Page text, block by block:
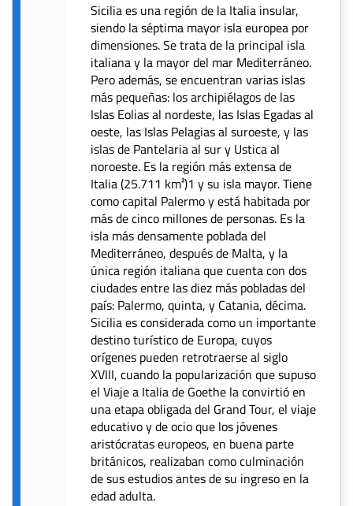
Sicilia es una región de la Italia insular,
siendo la séptima mayor isla europea por
dimensiones. Se trata de la principal isla
italiana y la mayor del mar Mediterráneo.
Pero además, se encuentran varias islas
más pequeñas: los archipiélagos de las
Islas Eolias al nordeste, las Islas Egadas al
oeste, las Islas Pelagias al suroeste, y las
islas de Pantelaria al sur y Ustica al
noroeste. Es la región más extensa de
Italia (25.711 km²)1 y su isla mayor. Tiene
como capital Palermo y está habitada por
más de cinco millones de personas. Es la
isla más densamente poblada del
Mediterráneo, después de Malta, y la
única región italiana que cuenta con dos
ciudades entre las diez más pobladas del
país: Palermo, quinta, y Catania, décima.
Sicilia es considerada como un importante
destino turístico de Europa, cuyos
orígenes pueden retrotraerse al siglo
XVIII, cuando la popularización que supuso
el Viaje a Italia de Goethe la convirtió en
una etapa obligada del Grand Tour, el viaje
educativo y de ocio que los jóvenes
aristócratas europeos, en buena parte
británicos, realizaban como culminación
de sus estudios antes de su ingreso en la
edad adulta.